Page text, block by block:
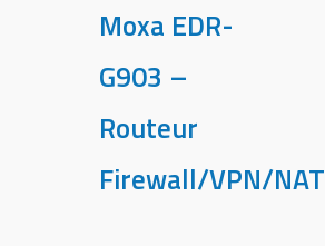
Moxa EDR-
G903 –
Routeur
Firewall/VPN/NAT